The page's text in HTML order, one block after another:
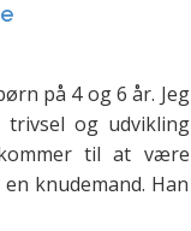
på 4 og 6 år. Jeg
trivsel og udvikling
til at være
knudemand. Han